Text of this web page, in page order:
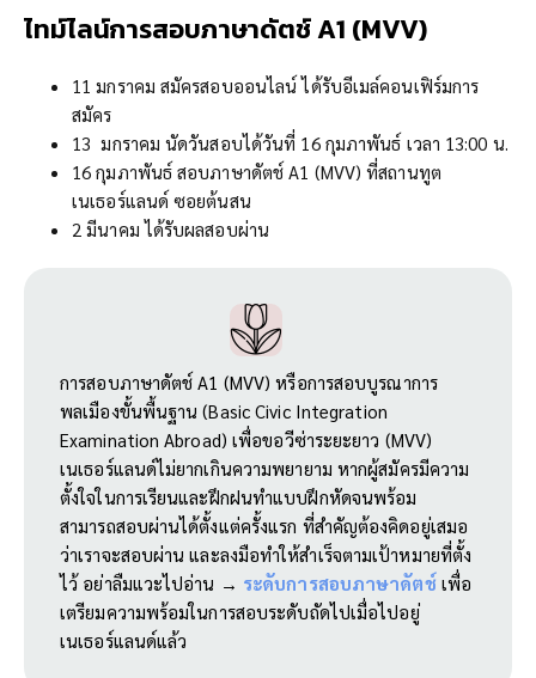
ไทม์ไลน์การสอบภาษาดัตช์ A1 (MVV)
11 มกราคม สมัครสอบออนไลน์ ได้รับอีเมล์คอนเฟิร์มการ
สมัคร
13 มกราคม นัดวันสอบได้วันที่ 16 กุมภาพันธ์ เวลา 13:00 น.
16 กุมภาพันธ์ สอบภาษาดัตช์ A1 (MVV) ที่สถานทูต
เนเธอร์แลนด์ ซอยต้นสน
2 มีนาคม ได้รับผลสอบผ่าน
การสอบภาษาดัตช์ A1 (MVV) หรือการสอบบูรณาการ
พลเมืองขั้นพื้นฐาน (Basic Civic Integration
Examination Abroad) เพื่อขอวีซ่าระยะยาว (MVV)
เนเธอร์แลนด์ไม่ยากเกินความพยายาม หากผู้สมัครมีความ
ตั้งใจในการเรียนและฝึกฝนทำแบบฝึกหัดจนพร้อม
สามารถสอบผ่านได้ตั้งแต่ครั้งแรก ที่สำคัญต้องคิดอยู่เสมอ
ว่าเราจะสอบผ่าน และลงมือทำให้สำเร็จตามเป้าหมายที่ตั้ง
ไว้ อย่าลืมแวะไปอ่าน → ระดับการสอบภาษาดัตช์ เพื่อ
เตรียมความพร้อมในการสอบระดับถัดไปเมื่อไปอยู่
เนเธอร์แลนด์แล้ว